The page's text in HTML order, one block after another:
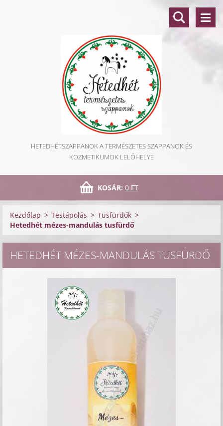
HETEDHÉTSZAPPANOK A TERMÉSZETES SZAPPANOK ÉS
KOZMETIKUMOK LELŐHELYE
KOSÁR: 0 FT
Kezdőlap > Testápolás > Tusfürdők >
Hetedhét mézes-mandulás tusfürdő
HETEDHÉT MÉZES-MANDULÁS TUSFÜRDŐ